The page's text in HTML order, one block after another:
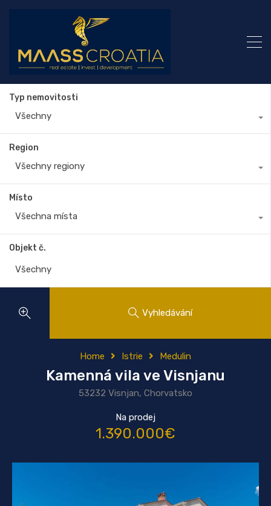
Typ nemovitosti
Všechny
Region
Všechny regiony
Místo
Všechna místa
Objekt č.
Vyhledávání
Home Istrie Medulin
Kamenná vila ve Visnjanu
53232 Visnjan, Chorvatsko
Na prodej
1.390.000€